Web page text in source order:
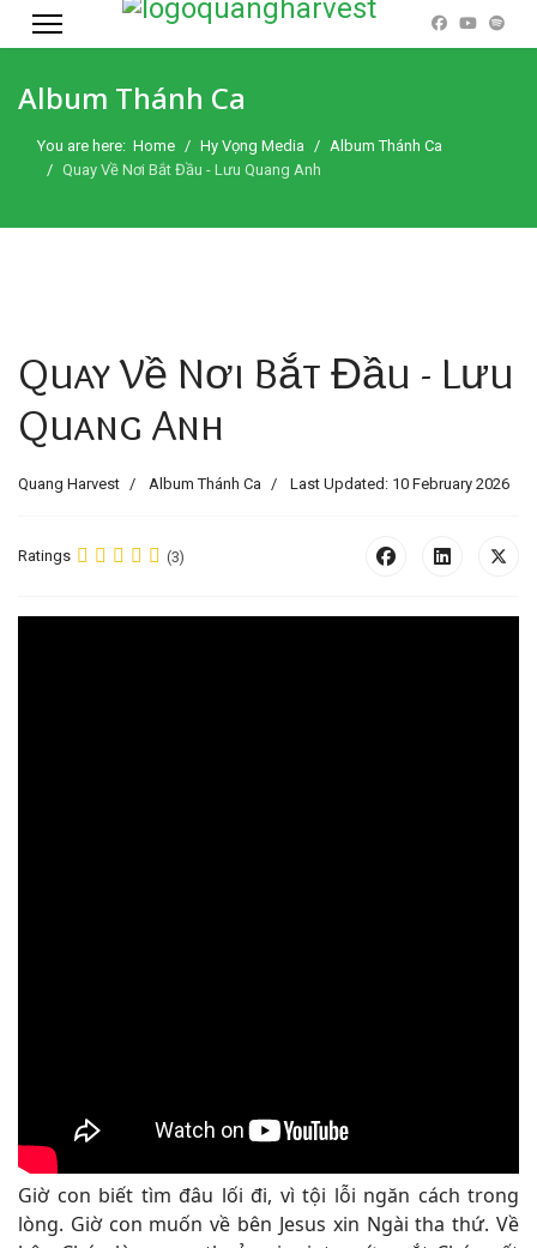
Album Thánh Ca
You are here: Home Hy Vọng Media
Album Thánh Ca
Quay Về Nơi Bắt Đầu - Lưu Quang Anh
Quay Về Nơi Bắt Đầu - Lưu
Quang Anh
Quang Harvest Album Thánh Ca Last Updated: 10 February 2026
Ratings (3)
Giờ con biết tìm đâu lối đi, vì tội lỗi ngăn cách trong
lòng. Giờ con muốn về bên Jesus xin Ngài tha thứ. Về